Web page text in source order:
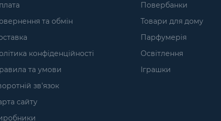
та обмін
конфіденційності
та умови
зв’язок
сайту
Повербанки
Товари для дому
Парфумерія
Освітлення
Іграшки